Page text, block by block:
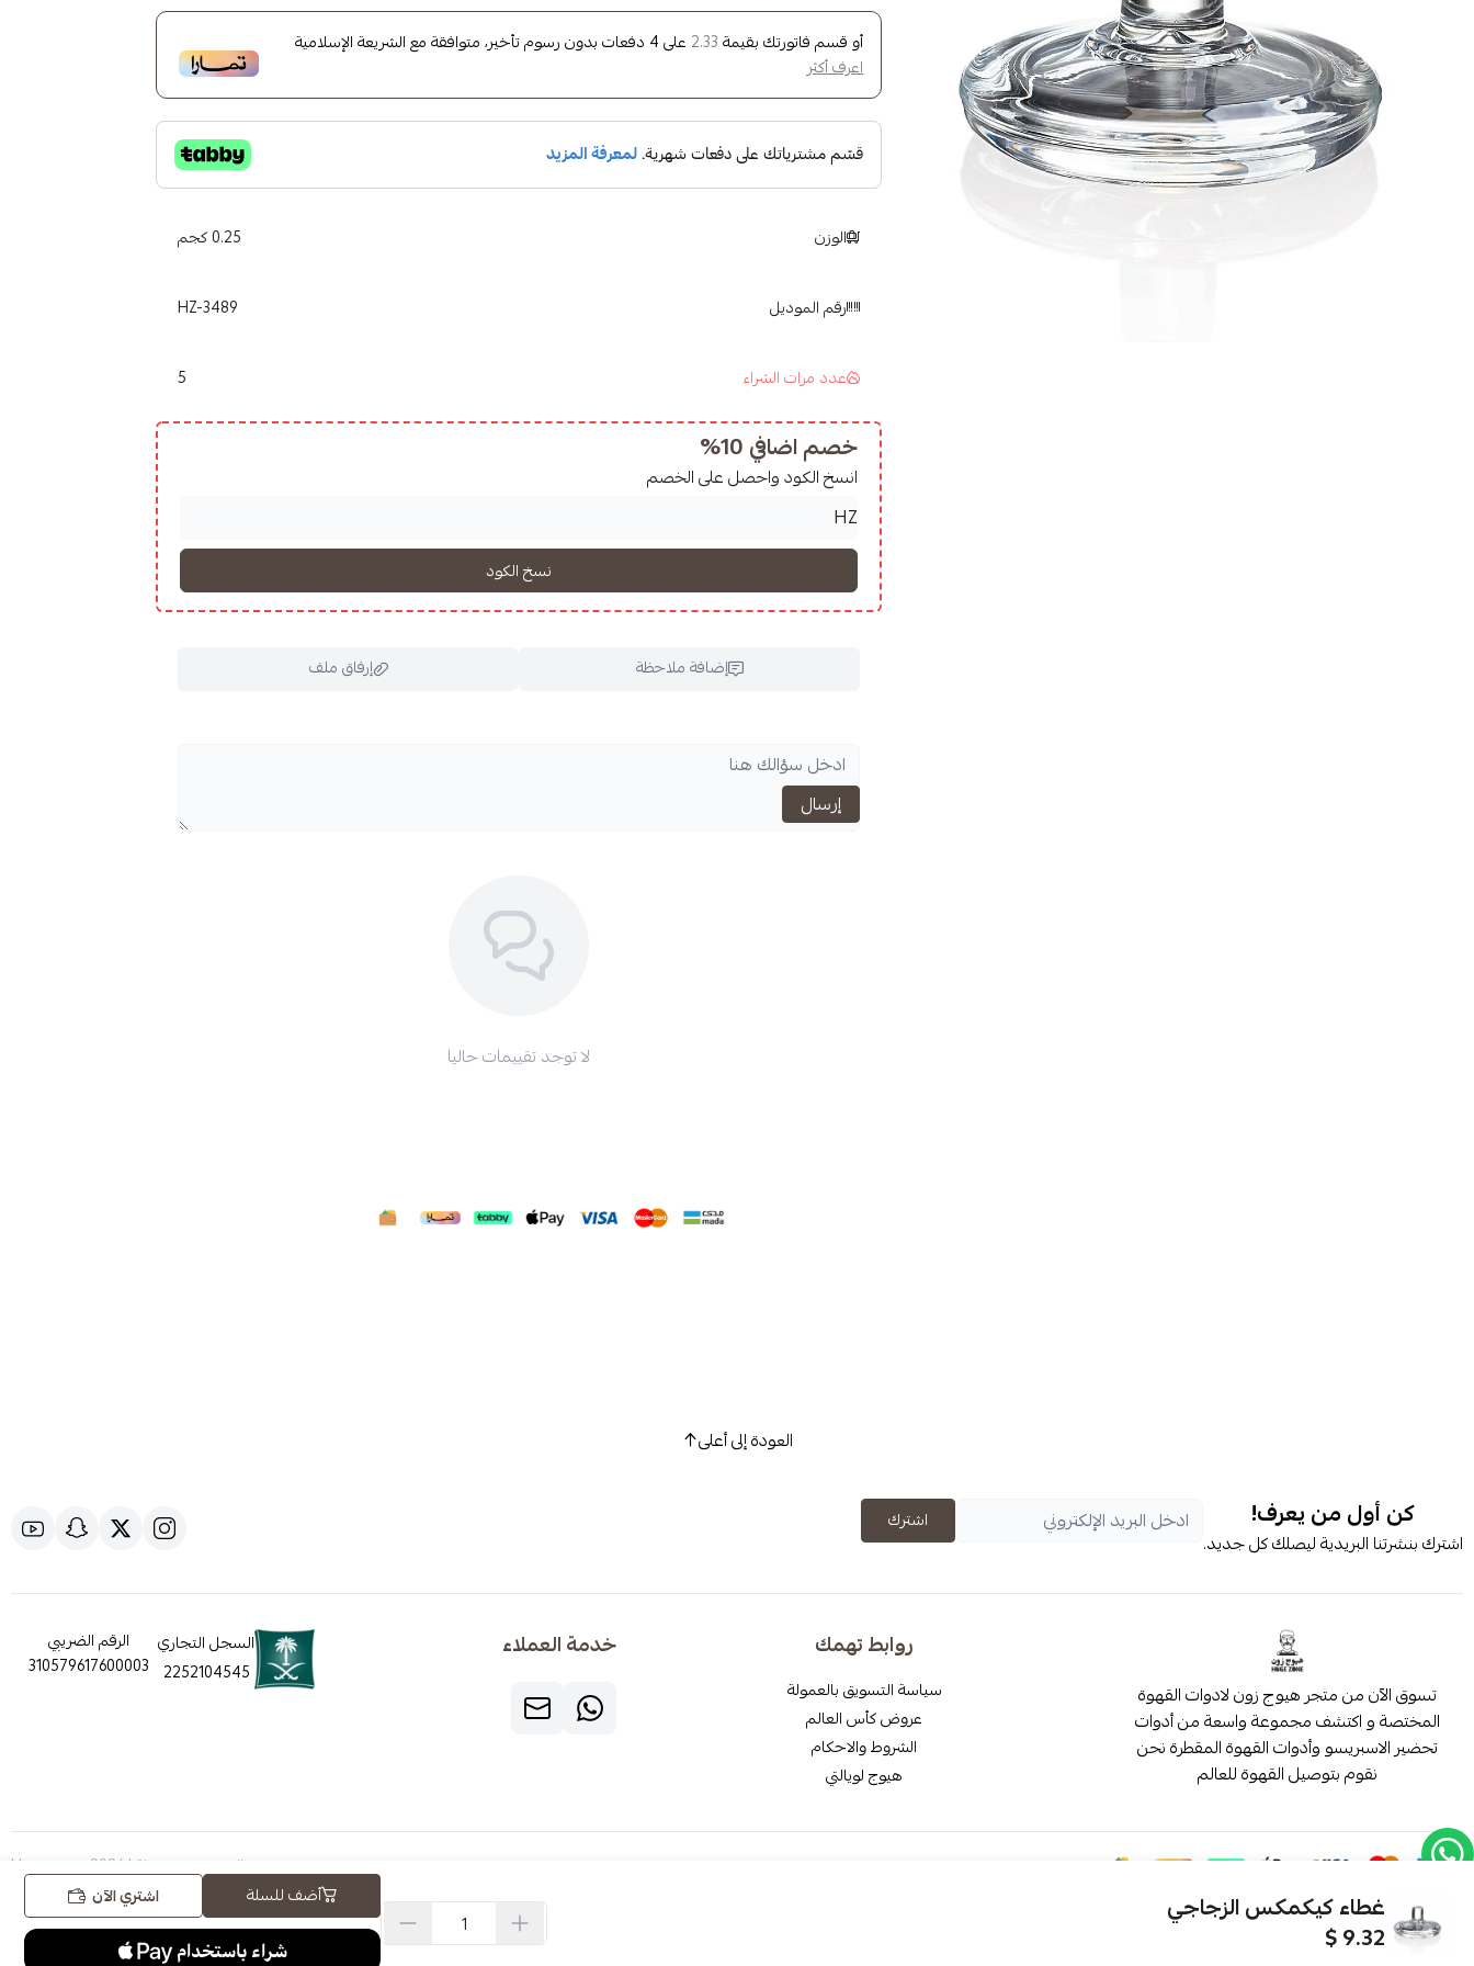
أو قسم فاتورتك بقيمة 2.33 على4 دفعات بدون رسوم تأخير، متوافقة مع الشريعة الإسلامية
اعرف أكثر
الوزن 0.25 كجم
رقم الموديل HZ-3489
عدد مرات الشراء 5
خصم اضافي 10%
انسخ الكود واحصل على الخصم
إضافة ملاحظة إرفاق ملف
غطاء كيكمكس الزجاجي
9.32 $
أضف للسلة اشتري الآن
إرسال
لا توجد تقييمات حاليا
العودة إلى أعلى
كن أول من يعرف!
اشترك بنشرتنا البريدية ليصلك كل جديد.
اشترك
تسوق الآن من متجر هيوج زون لادوات القهوة
المختصة و اكتشف مجموعة واسعة من أدوات
تحضير الاسبريسو وأدوات القهوة المقطرة نحن
نقوم بتوصيل القهوة للعالم
روابط تهمك
سياسة التسويق بالعمولة
عروض كأس العالم
الشروط والاحكام
هيوج لويالتي
خدمة العملاء
السجل التجاري
2252104545
الرقم الضريبي
310579617600003
الحقوق محفوظة | 2026 Hugezone